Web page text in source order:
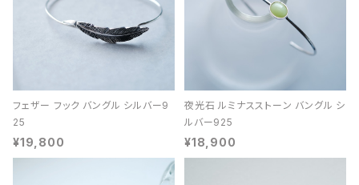
フェザー フック バングル シルバー9
25
¥19,800
夜光石 ルミナスストーン バングル シ
ルバー925
¥18,900